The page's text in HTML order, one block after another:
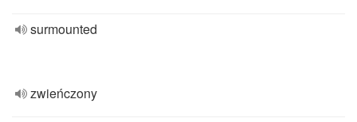
surmounted
zwieńczony